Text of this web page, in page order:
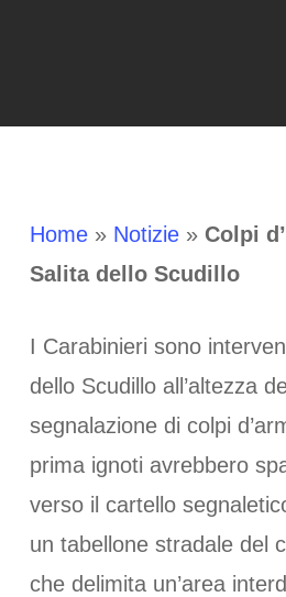
Home» Notizie» Colpi
Salita dello Scudillo
I Carabinieri sono
dello Scudillo all’altezza
segnalazione di colpi
prima ignoti avrebbero
verso il cartello
un tabellone stradale del
che delimita un’area